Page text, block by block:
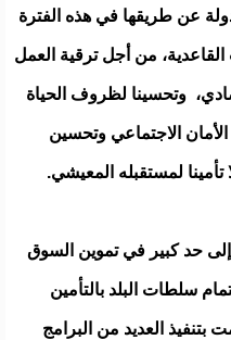
عن طريقها في هذه الفترة
من أجل ترقية العمل
وتحسينا لظروف الحياة
الاجتماعي وتحسين
تأمينا لمستقبله المعيشي.
حد كبير في تموين السوق
سلطات البلد بالتأمين
بتنفيذ العديد من البرامج